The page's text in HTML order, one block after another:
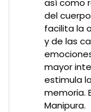
así como
del
facilita la
y de las
mayor
estimula
memoria.
Manipura.